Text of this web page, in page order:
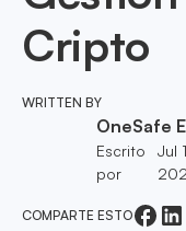
Cripto
WRITTEN BY
OneSafe
Escrito
por
Jul
COMPARTE ESTO